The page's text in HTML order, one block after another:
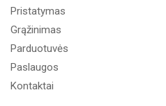
Pristatymas
Grąžinimas
Parduotuvės
Paslaugos
Kontaktai